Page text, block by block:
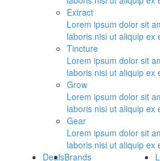
Extract
Lorem ipsum dolor sit
laboris nisi ut aliquip
Tincture
Lorem ipsum dolor sit
laboris nisi ut aliquip
Grow
Lorem ipsum dolor sit
laboris nisi ut aliquip
Gear
Lorem ipsum dolor sit
laboris nisi ut aliquip
DealsBrands